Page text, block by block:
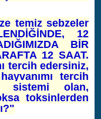
temiz sebzeler
12
BİR
12 SAAT.
tercih edersiniz,
tercih
sistemi olan,
toksinlerden